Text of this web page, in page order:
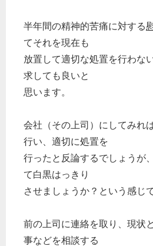
半年間の精神的苦痛に対する
てそれを現在も
放置して適切な処置を行わな
求しても良いと
思います。
会社（その上司）にしてみれ
行い、適切に処置を
行ったと反論するでしょうが
て白黒はっきり
させましょうか？という感じで
前の上司に連絡を取り、現状
事などを相談する